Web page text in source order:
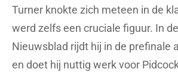
Turner knokte zich meteen in de
werd zelfs een cruciale figuur. In
Nieuwsblad rijdt hij in de prefinale
en doet hij nuttig werk voor